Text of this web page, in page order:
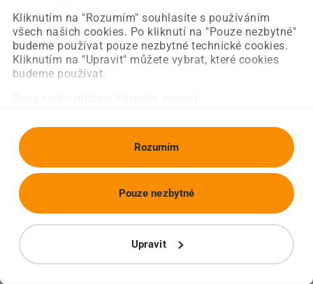
Kliknutím na "Rozumím" souhlasíte s používáním
všech našich cookies. Po kliknutí na "Pouze nezbytné"
budeme používat pouze nezbytné technické cookies.
Kliknutím na "Upravit" můžete vybrat, které cookies
budeme používat.
Rozumím
Upravit
Pouze nezbytné
Obnovit stránku Úvodní strana